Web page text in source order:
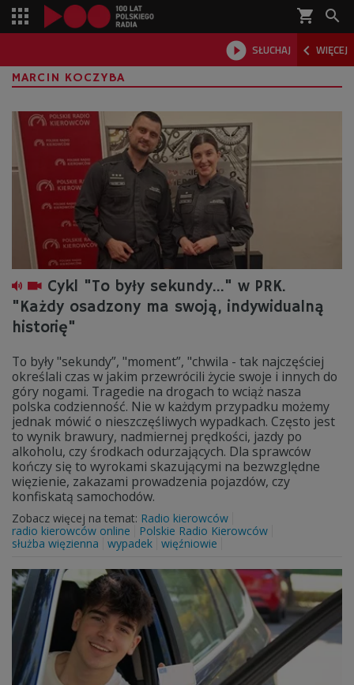
shopping_cart 
 SŁUCHAJ  WIĘCEJ

MARCIN KOCZYBA
Cykl "To były sekundy..." w PRK.
"Każdy osadzony ma swoją, indywidualną
historię"
To były "sekundy”, "moment”, "chwila - tak najczęściej
określali czas w jakim przewrócili życie swoje i innych do
góry nogami. Tragedie na drogach to wciąż nasza
polska codzienność. Nie w każdym przypadku możemy
jednak mówić o nieszczęśliwych wypadkach. Często jest
to wynik brawury, nadmiernej prędkości, jazdy po
alkoholu, czy środkach odurzających. Dla sprawców
kończy się to wyrokami skazującymi na bezwzględne
więzienie, zakazami prowadzenia pojazdów, czy
konfiskatą samochodów.
Zobacz więcej na temat: Radio kierowców
radio kierowców online
Polskie Radio Kierowców
służba więzienna
wypadek więźniowie